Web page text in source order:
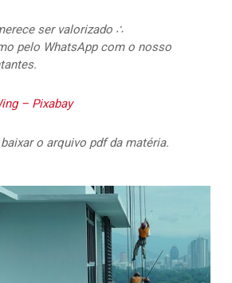
ser valorizado ∴
pelo WhatsApp com o nosso
– Pixabay
o arquivo pdf da matéria.
20